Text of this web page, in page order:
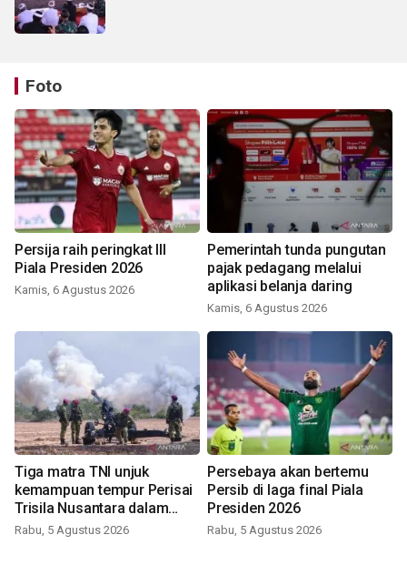
Foto
Persija raih peringkat III
Piala Presiden 2026
Kamis, 6 Agustus 2026
Pemerintah tunda pungutan
pajak pedagang melalui
aplikasi belanja daring
Kamis, 6 Agustus 2026
Tiga matra TNI unjuk
kemampuan tempur Perisai
Trisila Nusantara dalam
latihan di Kepri
Rabu, 5 Agustus 2026
Persebaya akan bertemu
Persib di laga final Piala
Presiden 2026
Rabu, 5 Agustus 2026